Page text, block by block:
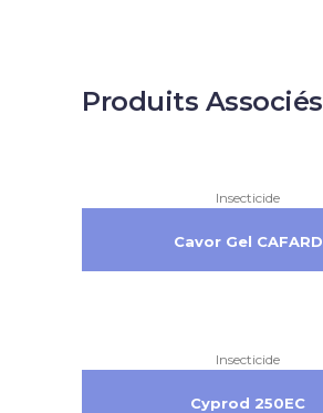
Produits Associés
Insecticide
Cavor Gel CAFARD
Insecticide
Cyprod 250EC